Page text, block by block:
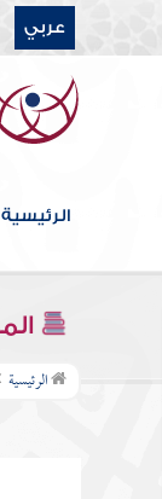
عربي
الرئيسية
الرئيسية